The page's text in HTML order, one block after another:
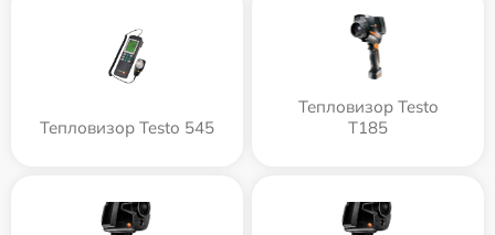
Тепловизор Testo 545
Тепловизор Testo
T185